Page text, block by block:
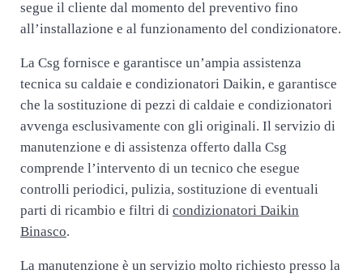
segue il cliente dal momento del preventivo fino
all’installazione e al funzionamento del condizionatore.
La Csg fornisce e garantisce un’ampia assistenza
tecnica su caldaie e condizionatori Daikin, e garantisce
che la sostituzione di pezzi di caldaie e condizionatori
avvenga esclusivamente con gli originali. Il servizio di
manutenzione e di assistenza offerto dalla Csg
comprende l’intervento di un tecnico che esegue
controlli periodici, pulizia, sostituzione di eventuali
parti di ricambio e filtri di condizionatori Daikin
Binasco.
La manutenzione è un servizio molto richiesto presso la